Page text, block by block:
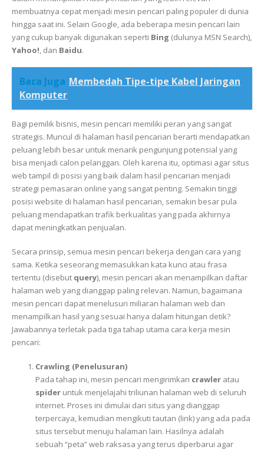
membuatnya cepat menjadi mesin pencari paling populer di dunia
hingga saat ini. Selain Google, ada beberapa mesin pencari lain
yang cukup banyak digunakan seperti Bing (dulunya MSN Search),
Yahoo!, dan Baidu.
Baca Juga Membedah Tipe-tipe Kabel Jaringan
Komputer
Bagi pemilik bisnis, mesin pencari memiliki peran yang sangat
strategis. Muncul di halaman hasil pencarian berarti mendapatkan
peluang lebih besar untuk menarik pengunjung potensial yang
bisa menjadi calon pelanggan. Oleh karena itu, optimasi agar situs
web tampil di posisi yang baik dalam hasil pencarian menjadi
strategi pemasaran online yang sangat penting. Semakin tinggi
posisi website di halaman hasil pencarian, semakin besar pula
peluang mendapatkan trafik berkualitas yang pada akhirnya
dapat meningkatkan penjualan.
Secara prinsip, semua mesin pencari bekerja dengan cara yang
sama. Ketika seseorang memasukkan kata kunci atau frasa
tertentu (disebut query), mesin pencari akan menampilkan daftar
halaman web yang dianggap paling relevan. Namun, bagaimana
mesin pencari dapat menelusuri miliaran halaman web dan
menampilkan hasil yang sesuai hanya dalam hitungan detik?
Jawabannya terletak pada tiga tahap utama cara kerja mesin
pencari:
Crawling (Penelusuran)
Pada tahap ini, mesin pencari mengirimkan crawler atau
spider untuk menjelajahi triliunan halaman web di seluruh
internet. Proses ini dimulai dari situs yang dianggap
terpercaya, kemudian mengikuti tautan (link) yang ada pada
situs tersebut menuju halaman lain. Hasilnya adalah
sebuah “peta” web raksasa yang terus diperbarui agar